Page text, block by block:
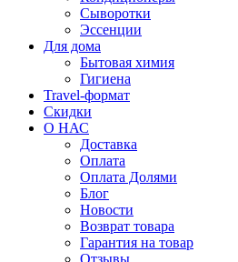
Сыворотки
Эссенции
Для дома
Бытовая химия
Гигиена
Travel-формат
Скидки
О НАС
Доставка
Оплата
Оплата Долями
Блог
Новости
Возврат товара
Гарантия на товар
Отзывы